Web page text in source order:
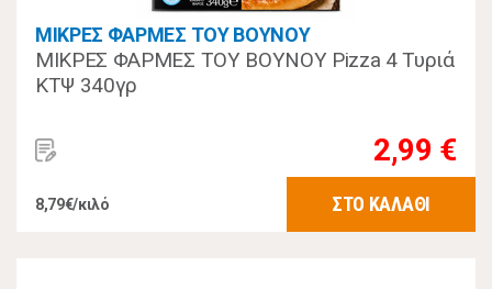
ΜΙΚΡΕΣ ΦΑΡΜΕΣ ΤΟΥ ΒΟΥΝΟΥ
ΜΙΚΡΕΣ ΦΑΡΜΕΣ ΤΟΥ ΒΟΥΝΟΥ Pizza 4 Τυριά
ΚΤΨ 340γρ
2,99 €
8,79€/κιλό ΣΤΟ ΚΑΛΑΘΙ